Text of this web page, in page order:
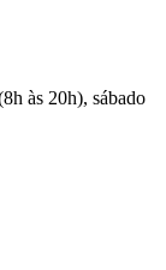
às 20h), sábado